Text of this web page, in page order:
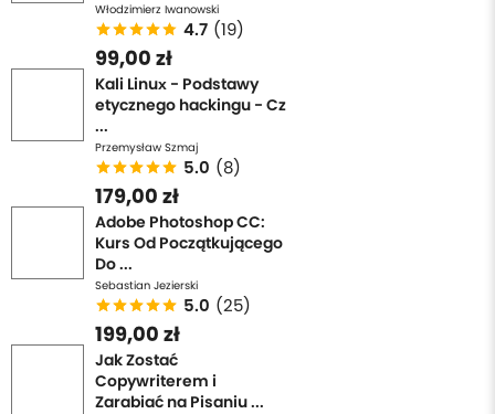
Włodzimierz Iwanowski
4.7 (19)
99,00 zł
Kali Linux - Podstawy
etycznego hackingu - Cz
...
Przemysław Szmaj
5.0 (8)
179,00 zł
Adobe Photoshop CC:
Kurs Od Początkującego
Do ...
Sebastian Jezierski
5.0 (25)
199,00 zł
Jak Zostać
Copywriterem i
Zarabiać na Pisaniu ...